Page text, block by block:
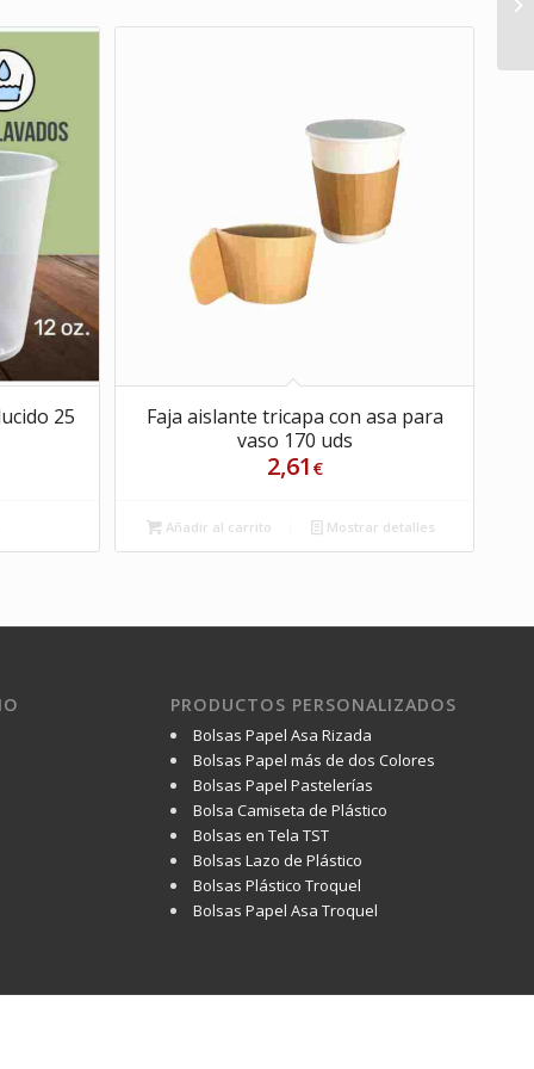
25
Faja aislante tricapa con asa para
vaso 170 uds
2,61 €
Añadir al carrito Mostrar detalles
PRODUCTOS PERSONALIZADOS
Bolsas Papel Asa Rizada
Bolsas Papel más de dos Colores
Bolsas Papel Pastelerías
Bolsa Camiseta de Plástico
Bolsas en Tela TST
Bolsas Lazo de Plástico
Bolsas Plástico Troquel
Bolsas Papel Asa Troquel